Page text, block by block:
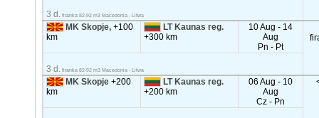
3 d. firanka 82-92 m3 Macedonia - Litwa
MK Skopje,+100
km
LT Kaunas reg.
+300 km
10 Aug - 14
Aug
Pn - Pt
3 d. firanka 82-92 m3 Macedonia - Litwa
MK Skopje+200
km
LT Kaunas reg.
+200 km
06 Aug - 10
Aug
Cz - Pn